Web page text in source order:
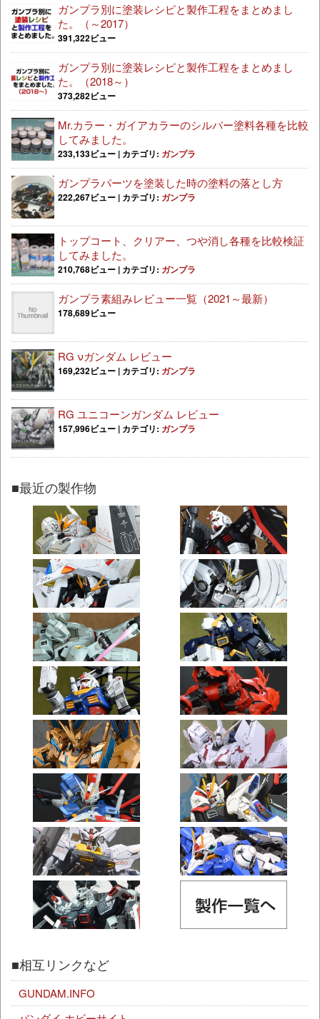
ガンプラ別に塗装レシピと製作工程をまとめまし
た。（～2017）
391,322ビュー
ガンプラ別に塗装レシピと製作工程をまとめまし
た。（2018～）
373,282ビュー
Mr.カラー・ガイアカラーのシルバー塗料各種を比較
してみました。
233,133ビュー | カテゴリ: ガンプラ
ガンプラパーツを塗装した時の塗料の落とし方
222,267ビュー | カテゴリ: ガンプラ
トップコート、クリアー、つや消し各種を比較検証
してみました。
210,768ビュー | カテゴリ: ガンプラ
ガンプラ素組みレビュー一覧（2021～最新）
178,689ビュー
RG νガンダム レビュー
169,232ビュー | カテゴリ: ガンプラ
RG ユニコーンガンダム レビュー
157,996ビュー | カテゴリ: ガンプラ
■最近の製作物
■相互リンクなど
GUNDAM.INFO